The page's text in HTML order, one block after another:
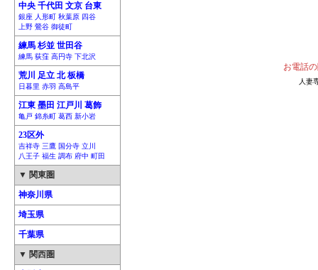
中央 千代田 文京 台東
銀座 人形町 秋葉原 四谷
上野 鶯谷 御徒町
練馬 杉並 世田谷
練馬 荻窪 高円寺 下北沢
荒川 足立 北 板橋
日暮里 赤羽 高島平
江東 墨田 江戸川 葛飾
亀戸 錦糸町 葛西 新小岩
23区外
吉祥寺 三鷹 国分寺 立川
八王子 福生 調布 府中 町田
▼ 関東圏
神奈川県
埼玉県
千葉県
▼ 関西圏
お電話
人妻